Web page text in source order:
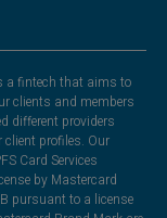
a fintech that aims to
clients and members
different providers
profiles. Our
Card Services
by Mastercard
pursuant to a license